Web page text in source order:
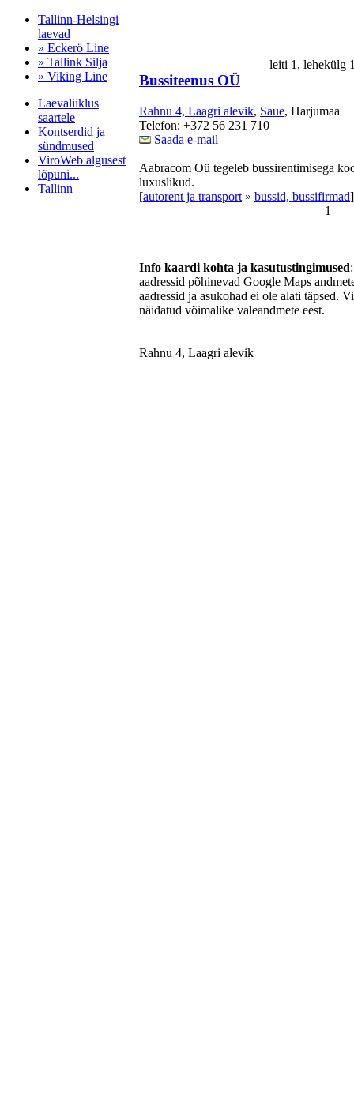
Tallinn-Helsingi
laevad
» Eckerö Line
» Tallink Silja
» Viking Line
Laevaliiklus
saartele
Kontserdid ja
sündmused
ViroWeb algusest
lõpuni...
Tallinn
leiti 1,
Bussiteenus OÜ
Rahnu 4, Laagri alevik, Saue, Harjumaa
Telefon: +372 56 231 710
Saada e-mail
Aabracom Oü tegeleb bussirentimisega
luxuslikud.
[autorent ja transport » bussid, bussifirmad]
1
Info kaardi kohta ja kasutustingimused
aadressid põhinevad Google Maps
aadressid ja asukohad ei ole alati täpsed.
näidatud võimalike valeandmete eest.
Rahnu 4, Laagri alevik